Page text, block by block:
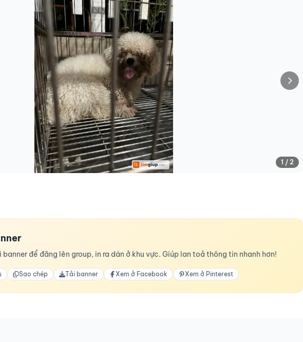
1 / 2
để đăng lên group, in ra dán ở khu vực. Giúp lan toả thông tin nhanh hơn!
Sao chép Tải banner Xem ở Facebook Xem ở Pinterest